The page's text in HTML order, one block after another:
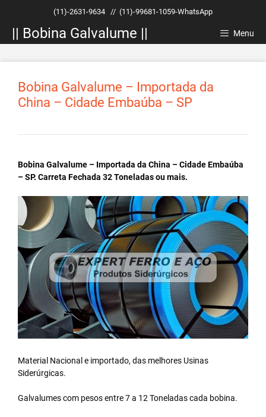
conteúdo
(11)-2631-9634 // (11)-99681-1059-WhatsApp
|| Bobina Galvalume || Menu
Bobina Galvalume – Importada da
China – Cidade Embaúba – SP
Bobina Galvalume – Importada da China – Cidade Embaúba
– SP. Carreta Fechada 32 Toneladas ou mais.
Material Nacional e importado, das melhores Usinas
Siderúrgicas.
Galvalumes com pesos entre 7 a 12 Toneladas cada bobina.